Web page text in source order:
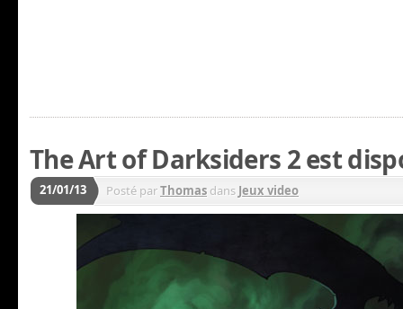
The Art of Darksiders 2 est
21/01/13 Posté parThomas dans Jeux video